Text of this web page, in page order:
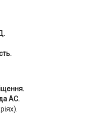
АС.